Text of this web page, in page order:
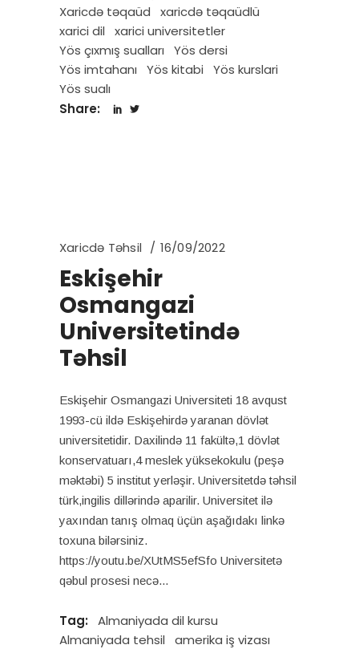
Xaricdə təqaüd
xaricdə təqaüdlü
xarici dil
xarici universitetler
Yös çıxmış sualları
Yös dersi
Yös imtahanı
Yös kitabi
Yös kurslari
Yös sualı
Share:
Xaricdə Təhsil 16/09/2022
Eskişehir
Osmangazi
Universitetində
Təhsil
Eskişehir Osmangazi Universiteti 18 avqust
1993-cü ildə Eskişehirdə yaranan dövlət
universitetidir. Daxilində 11 fakültə,1 dövlət
konservatuarı,4 meslek yüksekokulu (peşə
məktəbi) 5 institut yerləşir. Universitetdə təhsil
türk,ingilis dillərində aparilir. Universitet ilə
yaxından tanış olmaq üçün aşağıdakı linkə
toxuna bilərsiniz.
https://youtu.be/XUtMS5efSfo Universitetə
qəbul prosesi necə
Tag:
Almaniyada dil kursu
Almaniyada tehsil
amerika iş vizası